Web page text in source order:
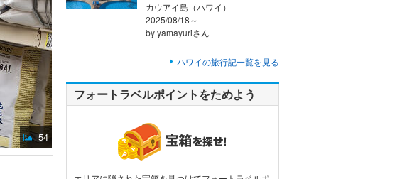
54
カウアイ島（ハワイ）
2025/08/18～
by yamayuriさん
ハワイの旅行記一覧を見る
フォートラベルポイントをためよう